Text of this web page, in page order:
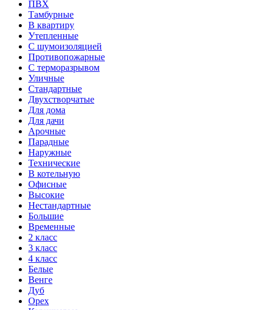
ПВХ
Тамбурные
В квартиру
Утепленные
С шумоизоляцией
Противопожарные
С терморазрывом
Уличные
Стандартные
Двухстворчатые
Для дома
Для дачи
Арочные
Парадные
Наружные
Технические
В котельную
Офисные
Высокие
Нестандартные
Большие
Временные
2 класс
3 класс
4 класс
Белые
Венге
Дуб
Орех